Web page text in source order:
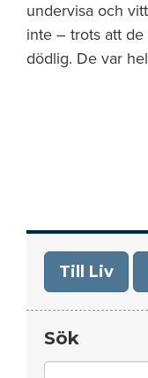
undervisa och
inte – trots att
dödlig. De var
Till Liv
Sök